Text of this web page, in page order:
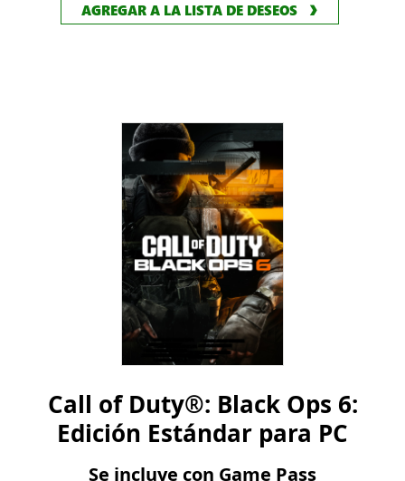
AGREGAR A LA LISTA DE DESEOS
Call of Duty®: Black Ops 6:
Edición Estándar para PC
Se incluye con Game Pass